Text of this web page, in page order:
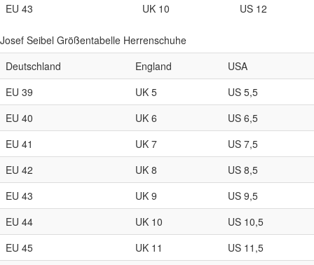
EU 43
UK 10 US 12
Josef Seibel Größentabelle Herrenschuhe
Deutschland
England
USA
EU 39
UK 5
US 5,5
EU 40
UK 6
US 6,5
EU 41
UK 7
US 7,5
EU 42
UK 8
US 8,5
EU 43
UK 9
US 9,5
EU 44
UK 10
US 10,5
EU 45
UK 11
US 11,5